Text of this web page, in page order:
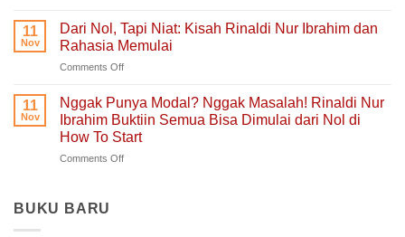
Berjuang
Self-
Healing
Diri
Sendiri
Tanpa
Takut
Salah:
Apa
Ditemukan
Fitria
Saat
Mengajar
di
11
Nov
Dari Nol, Tapi Niat: Kisah Rinaldi Nur Ibrahim dan
Rahasia Memulai
Comments Offon
Tapi
Niat:
Kisah
Rinaldi
11
Nov
Nggak Punya Modal? Nggak Masalah! Rinaldi Nur
Ibrahim Buktiin Semua Bisa Dimulai dari Nol di
How To Start
Comments Offon
BUKU BARU